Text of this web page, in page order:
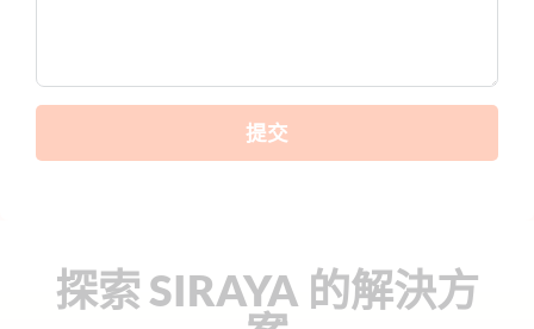
提交
探索 SIRAYA 的解決方